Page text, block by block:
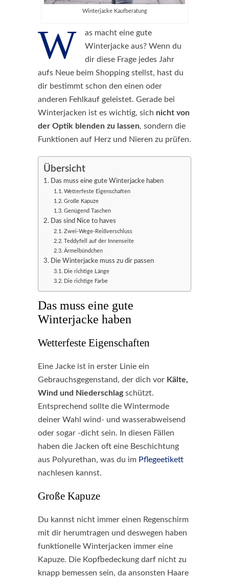
Winterjacke Kaufberatung
W
as macht eine gute
Winterjacke aus? Wenn du
dir diese Frage jedes Jahr
aufs Neue beim Shopping stellst, hast du
dir bestimmt schon den einen oder
anderen Fehlkauf geleistet. Gerade bei
Winterjacken ist es wichtig, sich nicht von
der Optik blenden zu lassen, sondern die
Funktionen auf Herz und Nieren zu prüfen.
Übersicht
Das muss eine gute Winterjacke haben
Wetterfeste Eigenschaften
Große Kapuze
Genügend Taschen
Das sind Nice to haves
Zwei-Wege-Reißverschluss
Teddyfell auf der Innenseite
Ärmelbündchen
Die Winterjacke muss zu dir passen
Die richtige Länge
Die richtige Farbe
Das muss eine gute
Winterjacke haben
Wetterfeste Eigenschaften
Eine Jacke ist in erster Linie ein
Gebrauchsgegenstand, der dich vor Kälte,
Wind und Niederschlagschützt.
Entsprechend sollte die Wintermode
deiner Wahl wind- und wasserabweisend
oder sogar -dicht sein. In diesen Fällen
haben die Jacken oft eine Beschichtung
aus Polyurethan, was du im Pflegeetikett
nachlesen kannst.
Große Kapuze
Du kannst nicht immer einen Regenschirm
mit dir herumtragen und deswegen haben
funktionelle Winterjacken immer eine
Kapuze. Die Kopfbedeckung darf nicht zu
knapp bemessen sein, da ansonsten Haare